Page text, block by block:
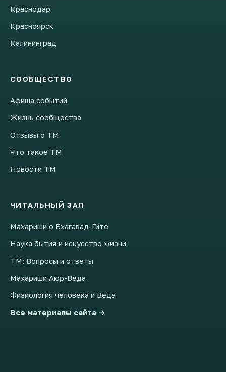
Краснодар
Красноярск
Калининград
СООБЩЕСТВО
Афиша событий
Жизнь сообщества
Отзывы о ТМ
Что такое ТМ
Новости ТМ
ЧИТАЛЬНЫЙ ЗАЛ
Махариши о Бхагавад-Гите
Наука бытия и искусство жизни
ТМ: Вопросы и ответы
Махариши Аюр-Веда
Физиология человека и Веда
Все материалы сайта →